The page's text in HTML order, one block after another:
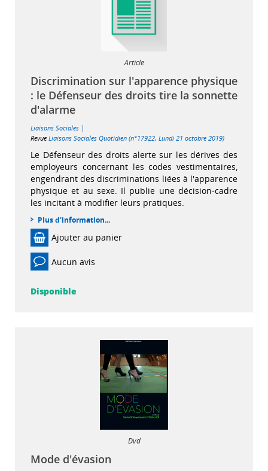
Article
Discrimination sur l'apparence physique
: le Défenseur des droits tire la sonnette
d'alarme
Liaisons Sociales |
Revue Liaisons Sociales Quotidien (n°17922, Lundi 21 octobre 2019)
Le Défenseur des droits alerte sur les dérives des
employeurs concernant les codes vestimentaires,
engendrant des discriminations liées à l'apparence
physique et au sexe. Il publie une décision-cadre
les incitant à modifier leurs pratiques.
Plus d'information...
Ajouter au panier
Aucun avis
Disponible
Dvd
Mode d'évasion